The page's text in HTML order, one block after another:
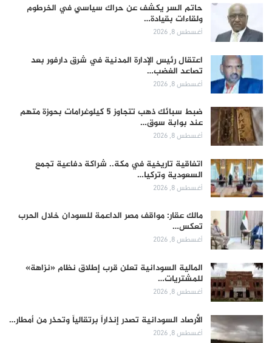
حاتم السر يكشف عن حراك سياسي في الخرطوم
ولقاءات بقيادة…
أغسطس 8, 2026
اعتقال رئيس الإدارة المدنية في شرق دارفور بعد
تصاعد الغضب…
أغسطس 8, 2026
ضبط سبائك ذهب تتجاوز 5 كيلوغرامات بحوزة متهم
عند بوابة سوق…
أغسطس 8, 2026
اتفاقية تاريخية في مكة.. شراكة دفاعية تجمع
السعودية وتركيا…
أغسطس 8, 2026
مالك عقار: مواقف مصر الداعمة للسودان خلال الحرب
تعكس…
أغسطس 8, 2026
المالية السودانية تعلن قرب إطلاق نظام «نزاهة»
للمشتريات…
أغسطس 8, 2026
الأرصاد السودانية تصدر إنذاراً برتقالياً وتحذر من أمطار…
أغسطس 8, 2026